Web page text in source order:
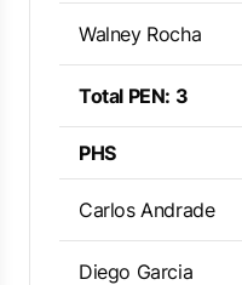
Walney Rocha
Total PEN: 3
PHS
Carlos Andrade
Diego Garcia